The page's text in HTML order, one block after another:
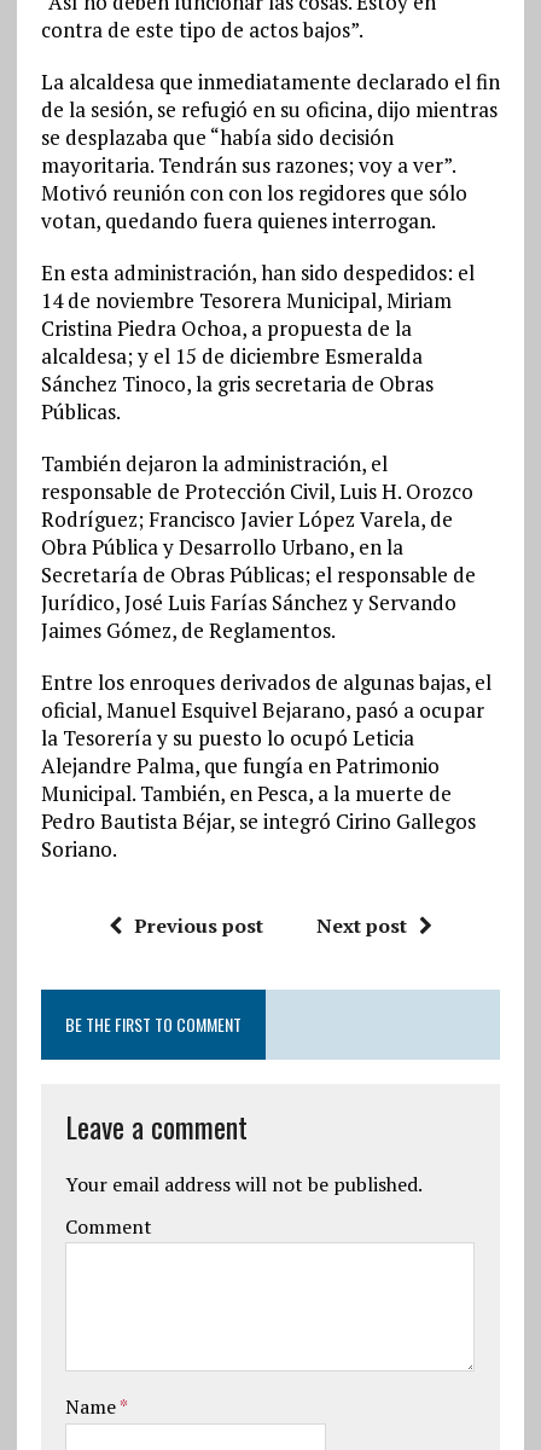
contra de este tipo de actos bajos”.
La alcaldesa que inmediatamente declarado el fin
de la sesión, se refugió en su oficina, dijo mientras
se desplazaba que “había sido decisión
mayoritaria. Tendrán sus razones; voy a ver”.
Motivó reunión con con los regidores que sólo
votan, quedando fuera quienes interrogan.
En esta administración, han sido despedidos: el
14 de noviembre Tesorera Municipal, Miriam
Cristina Piedra Ochoa, a propuesta de la
alcaldesa; y el 15 de diciembre Esmeralda
Sánchez Tinoco, la gris secretaria de Obras
Públicas.
También dejaron la administración, el
responsable de Protección Civil, Luis H. Orozco
Rodríguez; Francisco Javier López Varela, de
Obra Pública y Desarrollo Urbano, en la
Secretaría de Obras Públicas; el responsable de
Jurídico, José Luis Farías Sánchez y Servando
Jaimes Gómez, de Reglamentos.
Entre los enroques derivados de algunas bajas, el
oficial, Manuel Esquivel Bejarano, pasó a ocupar
la Tesorería y su puesto lo ocupó Leticia
Alejandre Palma, que fungía en Patrimonio
Municipal. También, en Pesca, a la muerte de
Pedro Bautista Béjar, se integró Cirino Gallegos
Soriano.
Previous post Next post
BE THE FIRST TO COMMENT
Leave a comment
Your email address will not be published.
Comment
Name*